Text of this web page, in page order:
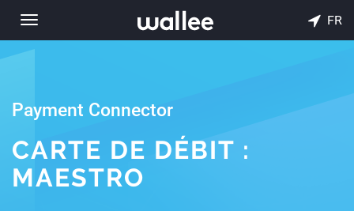
Toggle
navigation
FR
Payment Connector
CARTE DE DÉBIT :
MAESTRO